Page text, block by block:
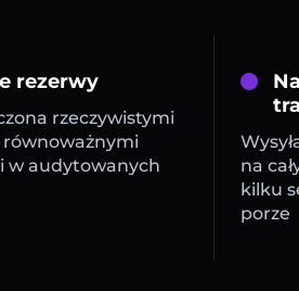
rezerwy
rzeczywistymi
w audytowanych
na
kilku
porze